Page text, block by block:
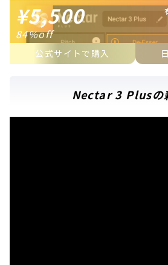
¥5,500
84%off
公式サイトで購入
Nectar 3 Plusの